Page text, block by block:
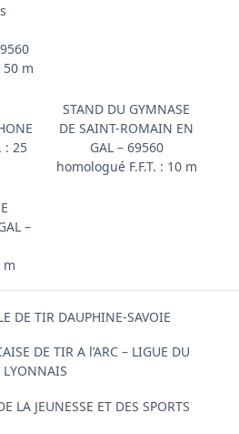
50 m
: 25
–
m
STAND DU GYMNASE
DE SAINT-ROMAIN EN
GAL – 69560
homologué F.F.T. : 10 m
DE TIR DAUPHINE-SAVOIE
DE TIR A l’ARC – LIGUE DU
LYONNAIS
LA JEUNESSE ET DES SPORTS